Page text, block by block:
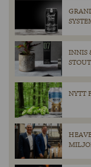
INNIS
NYTT